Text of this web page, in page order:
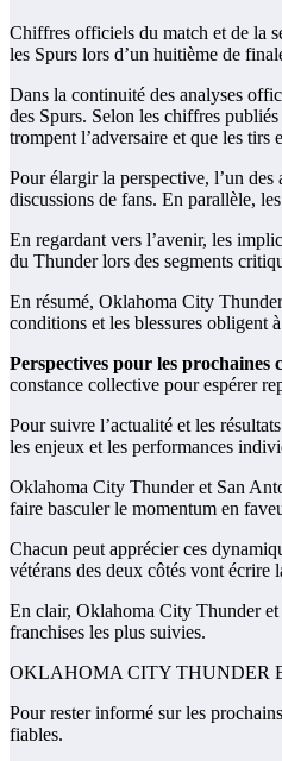
Chiffres officiels du match et de la
les Spurs lors d’un huitième de
Dans la continuité des analyses
des Spurs. Selon les chiffres
trompent l’adversaire et que les tirs
Pour élargir la perspective, l’un des
discussions de fans. En parallèle,
En regardant vers l’avenir, les
du Thunder lors des segments
En résumé, Oklahoma City
conditions et les blessures obligent
Perspectives pour les prochaines
constance collective pour espérer
Pour suivre l’actualité et les
les enjeux et les performances
Oklahoma City Thunder et San
faire basculer le momentum en
Chacun peut apprécier ces
vétérans des deux côtés vont écrire
En clair, Oklahoma City Thunder et
franchises les plus suivies.
OKLAHOMA CITY THUNDER
Pour rester informé sur les
fiables.